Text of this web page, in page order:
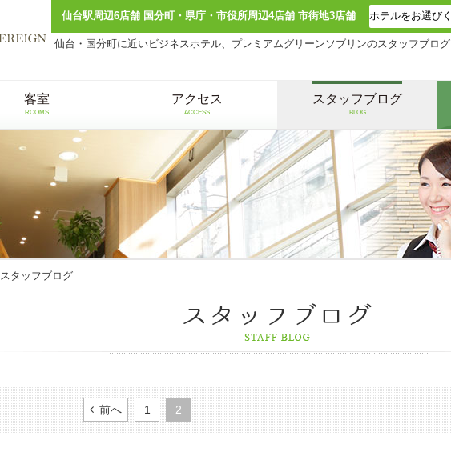
仙台駅周辺6店舗 国分町・県庁・市役所周辺4店舗 市街地3店舗
仙台・国分町に近いビジネスホテル、プレミアムグリーンソブリンのスタッフブログ
客室
ROOMS
アクセス
ACCESS
スタッフブログ
BLOG
スタッフブログ
前へ 1 2